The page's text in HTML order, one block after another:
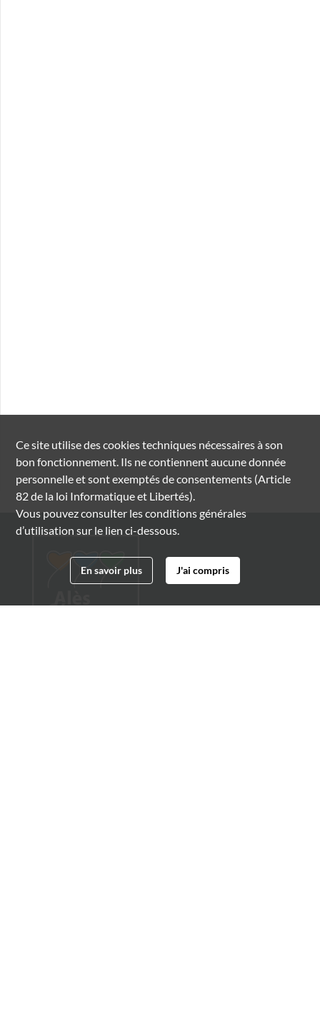
Ce site utilise descookiestechniques nécessaires à son
bon fonctionnement. Ils ne contiennent aucune donnée
personnelle et sont exemptés de consentements (Article
82 de la loi Informatique et Libertés).
Vous pouvez consulter les conditions générales
d’utilisation sur le lien ci-dessous.
En savoir plus J'ai compris